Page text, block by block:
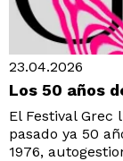
23.04.2026
Los 50 años
El Festival Grec
pasado ya 50
1976,